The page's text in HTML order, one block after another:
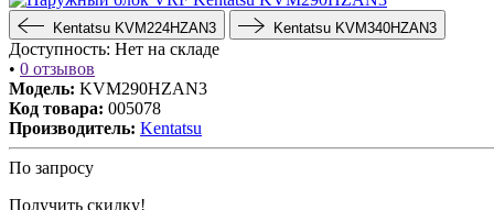
Kentatsu KVM224HZAN3 Kentatsu KVM340HZAN3
Доступность: Нет на складе
• 0 отзывов
Модель: KVM290HZAN3
Код товара: 005078
Производитель: Kentatsu
По запросу
Получить скидку!